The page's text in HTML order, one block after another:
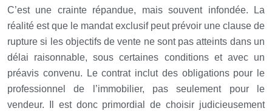
C’est une crainte répandue, mais souvent infondée. La
réalité est que le mandat exclusif peut prévoir une clause de
rupture si les objectifs de vente ne sont pas atteints dans un
délai raisonnable, sous certaines conditions et avec un
préavis convenu. Le contrat inclut des obligations pour le
professionnel de l’immobilier, pas seulement pour le
vendeur. Il est donc primordial de choisir judicieusement